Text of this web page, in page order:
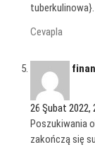
tuberkulinowa}.
Cevapla
26 Şubat 2022,
Poszukiwania
zakończą się